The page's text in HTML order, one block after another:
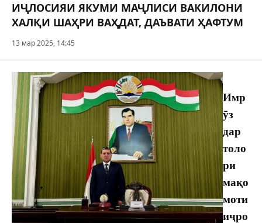
ИҶЛОСИЯИ ЯКУМИ МАҶЛИСИ ВАКИЛОНИ
ХАЛҚИ ШАҲРИ ВАҲДАТ, ДАЪВАТИ ҲАФТУМ
13 мар 2025, 14:45
Имр
ӯз
дар
толо
ри
мақо
моти
иҷро